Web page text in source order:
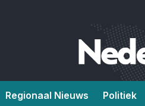
Regionaal Nieuws Politiek